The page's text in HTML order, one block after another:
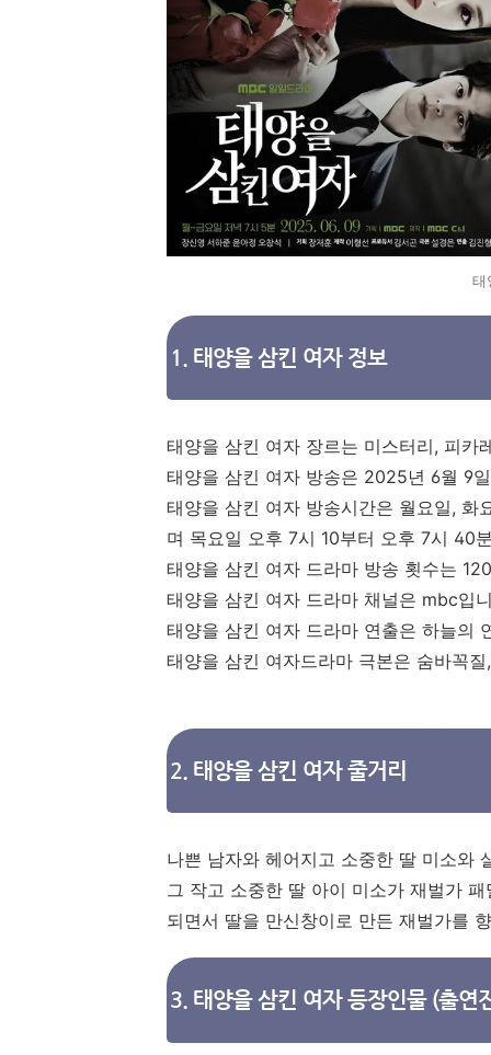
태
1. 태양을 삼킨 여자 정보
태양을 삼킨 여자 장르는 미스터리, 피카
태양을 삼킨 여자 방송은 2025년 6월 9
태양을 삼킨 여자 방송시간은 월요일,
며 목요일 오후 7시 10부터 오후 7시 40
태양을 삼킨 여자 드라마 방송 횟수는
태양을 삼킨 여자 드라마 채널은 mbc입
태양을 삼킨 여자 드라마 연출은 하늘의
태양을 삼킨 여자드라마 극본은 숨바꼭
2. 태양을 삼킨 여자 줄거리
나쁜 남자와 헤어지고 소중한 딸 미소와
그 작고 소중한 딸 아이 미소가 재벌가
되면서 딸을 만신창이로 만든 재벌가를
3. 태양을 삼킨 여자 등장인물 (출연